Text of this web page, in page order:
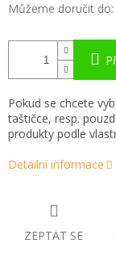
Můžeme doručit do:
Pokud se chcete
taštičce, resp.
produkty podle
Detailní informace
ZEPTAT SE